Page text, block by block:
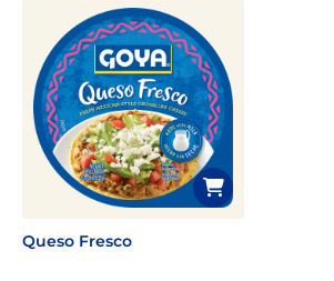
Queso Fresco